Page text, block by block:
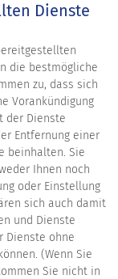
Dienste
die bestmögliche
zu, dass sich
Vorankündigung
der Dienste
Entfernung einer
beinhalten. Sie
Ihnen noch
oder Einstellung
sich auch damit
und Dienste
Dienste ohne
(Wenn Sie
Sie nicht in